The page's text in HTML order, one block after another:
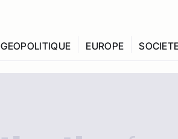
GEOPOLITIQUE EUROPE